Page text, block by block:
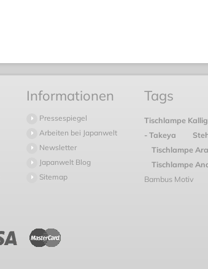
Informationen
Pressespiegel
Arbeiten bei Japanwelt
Newsletter
Japanwelt Blog
Sitemap
Tags
Tischlampe
- Takeya
Tischlampe
Tischlampe
Bambus Motiv